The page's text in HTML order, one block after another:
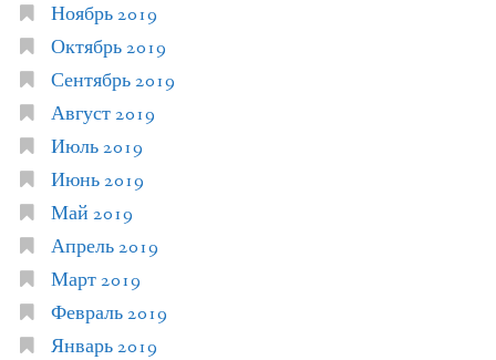
Ноябрь 2019
Октябрь 2019
Сентябрь 2019
Август 2019
Июль 2019
Июнь 2019
Май 2019
Апрель 2019
Март 2019
Февраль 2019
Январь 2019